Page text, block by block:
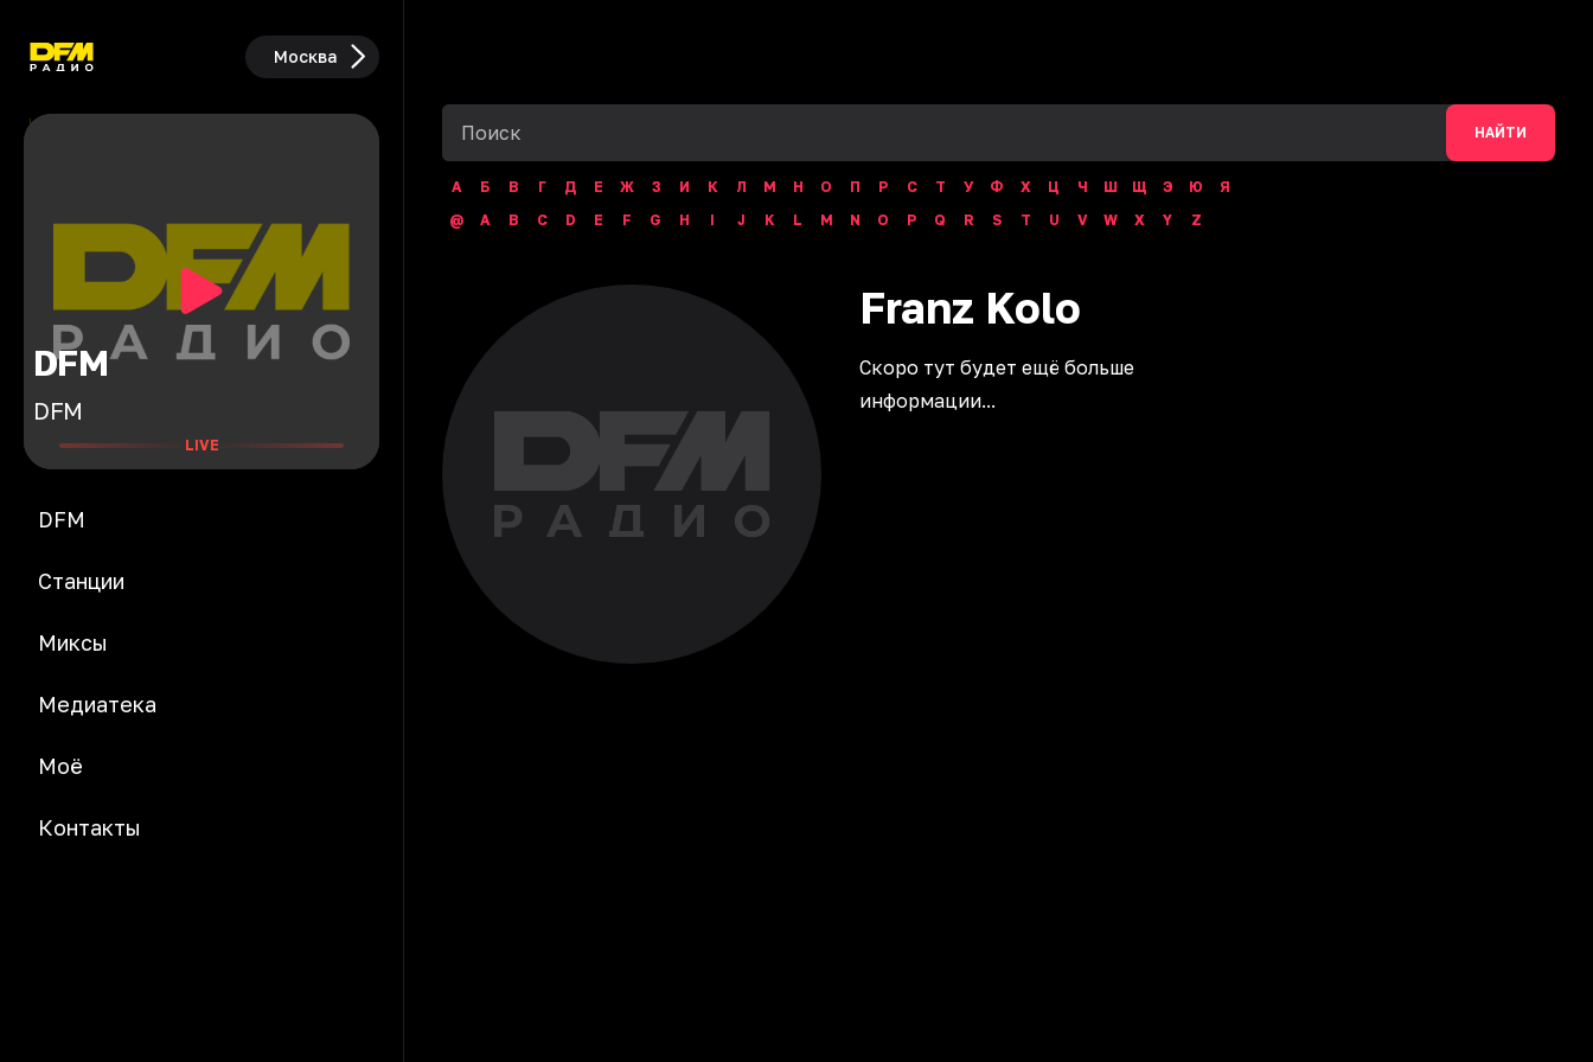
Москва
DFM
DFM
LIVE
DFM
Станции
Миксы
Медиатека
Моё
Контакты
НАЙТИ
А Б В Г Д Е Ж З И К Л М Н О П Р С Т У Ф Х Ц Ч Ш Щ Э Ю
Я
@
A B C D E F G H I J K L M N O P Q R S T U V W X Y Z
Franz Kolo
Скоро тут будет ещё больше
информации...